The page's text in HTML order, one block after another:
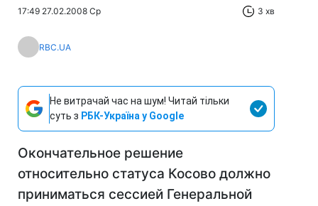
17:49 27.02.2008 Ср 3 хв
RBC.UA
Не витрачай час на шум! Читай тільки
суть з РБК-Україна у Google
Окончательное решение
относительно статуса Косово должно
приниматься сессией Генеральной